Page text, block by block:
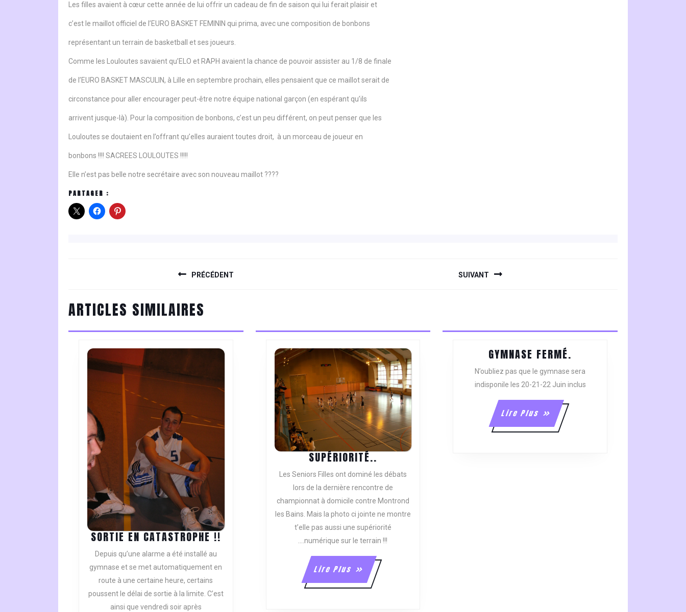
Les filles avaient à cœur cette année de lui offrir un cadeau de fin de saison qui lui ferait plaisir et
c’est le maillot officiel de l’EURO BASKET FEMININ qui prima, avec une composition de bonbons
représentant un terrain de basketball et ses joueurs.
Comme les Louloutes savaient qu’ELO et RAPH avaient la chance de pouvoir assister au 1/8 de finale
de l’EURO BASKET MASCULIN, à Lille en septembre prochain, elles pensaient que ce maillot serait de
circonstance pour aller encourager peut-être notre équipe national garçon (en espérant qu’ils
arrivent jusque-là). Pour la composition de bonbons, c’est un peu différent, on peut penser que les
Louloutes se doutaient en l’offrant qu’elles auraient toutes droit, à un morceau de joueur en
bonbons !!!! SACREES LOULOUTES !!!!!
Elle n’est pas belle notre secrétaire avec son nouveau maillot ????
PARTAGER :
L’ARTICLE
PRÉCÉDENT
post:
SUIVANT
ARTICLES SIMILAIRES
SORTIE EN CATASTROPHE !!SORTIE
!!
Depuis qu’une alarme a été installé au
gymnase et se met automatiquement en
route à une certaine heure, certains
poussent le délai de sortie à la limite. C’est
ainsi que vendredi soir après
SUPÉRIORITÉ..SUPÉRIORITÉ..
Les Seniors Filles ont dominé les débats
lors de la dernière rencontre de
championnat à domicile contre Montrond
les Bains. Mais la photo ci jointe ne montre
t’elle pas aussi une supériorité
….numérique sur le terrain !!!
Lire Plus
Lire
Plus
GYMNASE FERMÉ.
FERMÉ.
N’oubliez pas que le gymnase sera
indisponile les 20-21-22 Juin inclus
Lire Plus
Lire
Plus